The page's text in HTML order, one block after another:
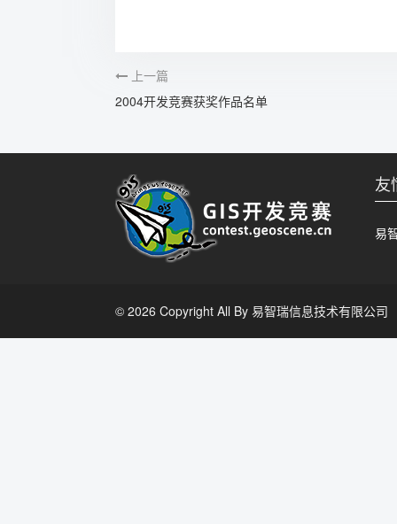
上一篇
2004开发竞赛获奖作品名单
友
易
© 2026 Copyright All By 易智瑞信息技术有限公